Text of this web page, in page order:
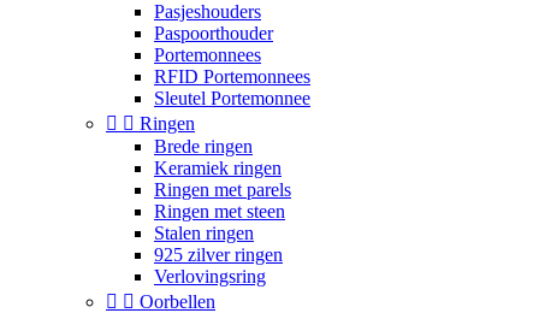
Pasjeshouders
Paspoorthouder
Portemonnees
RFID Portemonnees
Sleutel Portemonnee
  Ringen
Brede ringen
Keramiek ringen
Ringen met parels
Ringen met steen
Stalen ringen
925 zilver ringen
Verlovingsring
  Oorbellen